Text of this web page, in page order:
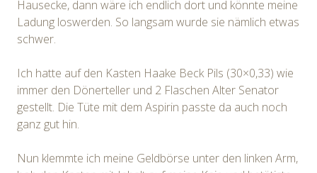
Hausecke, dann wäre ich endlich dort und könnte meine
Ladung loswerden. So langsam wurde sie nämlich etwas
schwer.
Ich hatte auf den Kasten Haake Beck Pils (30×0,33) wie
immer den Dönerteller und 2 Flaschen Alter Senator
gestellt. Die Tüte mit dem Aspirin passte da auch noch
ganz gut hin.
Nun klemmte ich meine Geldbörse unter den linken Arm,